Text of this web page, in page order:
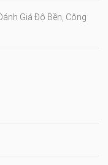
Giá Độ Bền, Công